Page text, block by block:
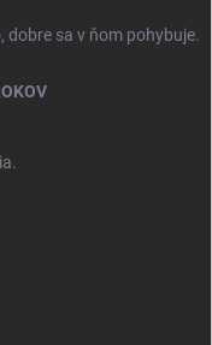
dobre sa v ňom pohybuje.